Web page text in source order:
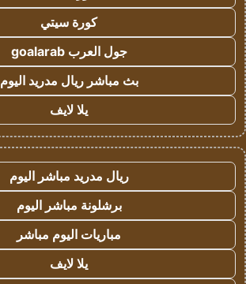
كورة سيتي
جول العرب goalarab
بث مباشر ريال مدريد اليوم
يلا لايف
ريال مدريد مباشر اليوم
برشلونة مباشر اليوم
مباريات اليوم مباشر
يلا لايف